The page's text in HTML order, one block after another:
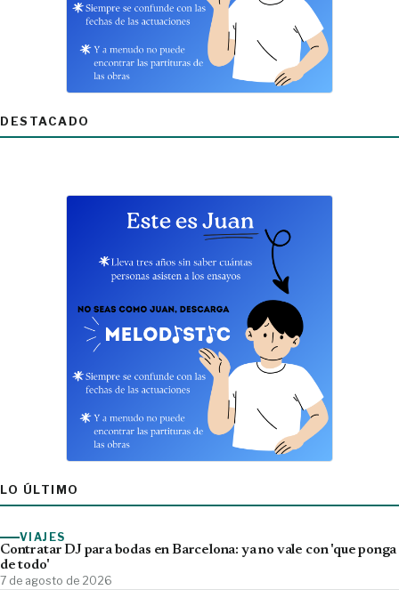
DESTACADO
LO ÚLTIMO
VIAJES
Contratar DJ para bodas en Barcelona: ya no vale con 'que ponga
de todo'
7 de agosto de 2026